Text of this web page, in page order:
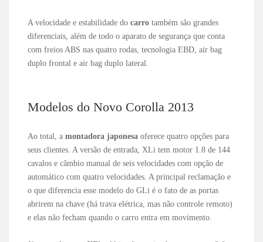
A velocidade e estabilidade docarro também são grandes
diferenciais, além de todo o aparato de segurança que conta
com freios ABS nas quatro rodas, tecnologia EBD, air bag
duplo frontal e air bag duplo lateral.
Modelos do Novo Corolla 2013
Ao total, a montadora japonesa oferece quatro opções para
seus clientes. A versão de entrada, XLi tem motor 1.8 de 144
cavalos e câmbio manual de seis velocidades com opção de
automático com quatro velocidades. A principal reclamação e
o que diferencia esse modelo do GLi é o fato de as portas
abrirem na chave (há trava elétrica, mas não controle remoto)
e elas não fecham quando o carro entra em movimento.